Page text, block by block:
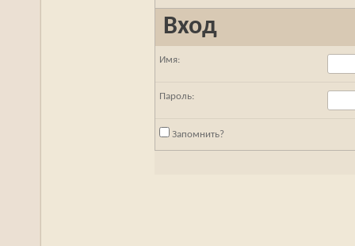
Вход
Имя:
Пароль:
Запомнить?